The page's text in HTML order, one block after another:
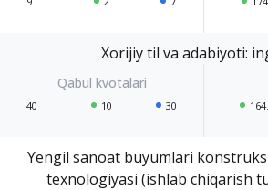
Xorijiy til va adabiyoti:
40 10 30
Yengil sanoat buyumlari
texnologiyasi (ishlab chiqarish